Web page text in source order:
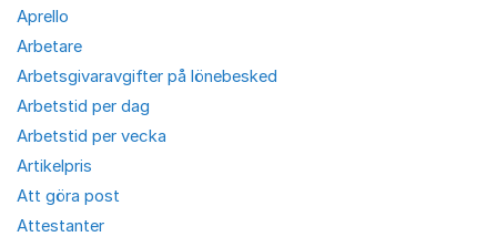
Aprello
Arbetare
Arbetsgivaravgifter på lönebesked
Arbetstid per dag
Arbetstid per vecka
Artikelpris
Att göra post
Attestanter